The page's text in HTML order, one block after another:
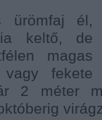
ürömfaj él,
keltő, de
magas
fekete
2 méter